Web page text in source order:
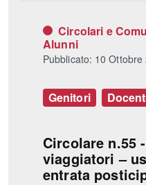
Circolari e
Alunni
Pubblicato: 10 Ottobre
Genitori
Circolare n.55
viaggiatori –
entrata